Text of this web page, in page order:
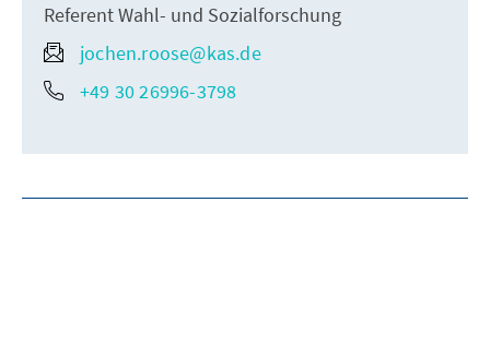
Referent Wahl- und Sozialforschung
jochen.roose@kas.de
+49 30 26996-3798